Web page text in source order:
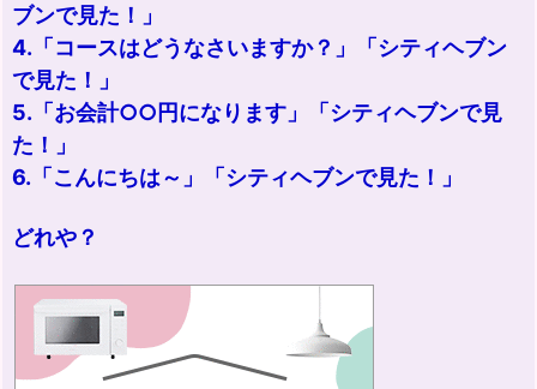
ブンで見た！」
4.「コースはどうなさいますか？」「シティヘブン
で見た！」
5.「お会計○○円になります」「シティヘブンで見
た！」
6.「こんにちは～」「シティヘブンで見た！」
どれや？